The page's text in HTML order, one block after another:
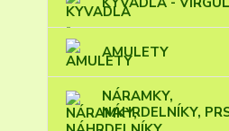
AMULETY
NÁRAMKY,
NÁHRDELNÍKY,